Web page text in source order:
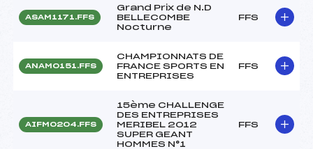
ASAM1171.FFS
Grand Prix de N.D
BELLECOMBE
Nocturne
FFS
ANAM0151.FFS
CHAMPIONNATS DE
FRANCE SPORTS EN
ENTREPRISES
FFS
AIFM0204.FFS
15ème CHALLENGE
DES ENTREPRISES
MERIBEL 2012
SUPER GEANT
HOMMES N°1
FFS